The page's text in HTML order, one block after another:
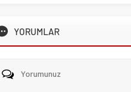
YORUMLAR